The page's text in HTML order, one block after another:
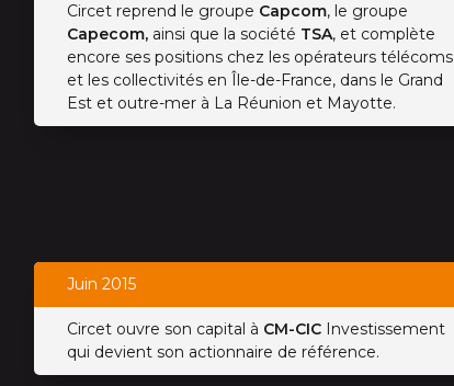
Circet reprend le groupe Capcom, le groupe
Capecom, ainsi que la société TSA, et complète
encore ses positions chez les opérateurs télécoms
et les collectivités en Île-de-France, dans le Grand
Est et outre-mer à La Réunion et Mayotte.
Juin 2015
Circet ouvre son capital à CM-CIC Investissement
qui devient son actionnaire de référence.